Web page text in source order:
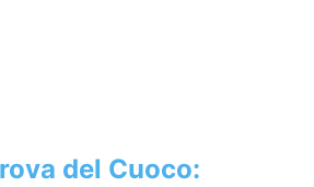
del Cuoco: